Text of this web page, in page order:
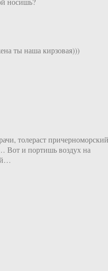
ты наша кирзовая)))
толераст
Вот и портишь воздух на